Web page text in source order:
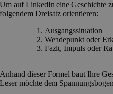
Um auf LinkedIn eine Geschichte
folgendem Dreisatz orientieren:
Ausgangssituation
Wendepunkt oder
Fazit, Impuls oder
Anhand dieser Formel baut Ihre
Leser möchte dem